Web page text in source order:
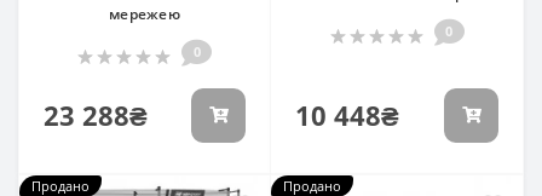
мережею
0
23 288₴
0
10 448₴
Продано Продано